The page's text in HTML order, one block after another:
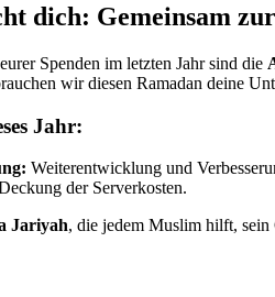
dich: Gemeinsam
Spenden im letzten Jahr sind die
wir diesen Ramadan deine
Jahr:
Weiterentwicklung und
der Serverkosten.
Jariyah, die jedem Muslim hilft,